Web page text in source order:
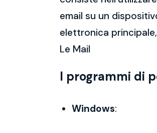
email su un
elettronica
Le Mail
I programmi di
Windows: